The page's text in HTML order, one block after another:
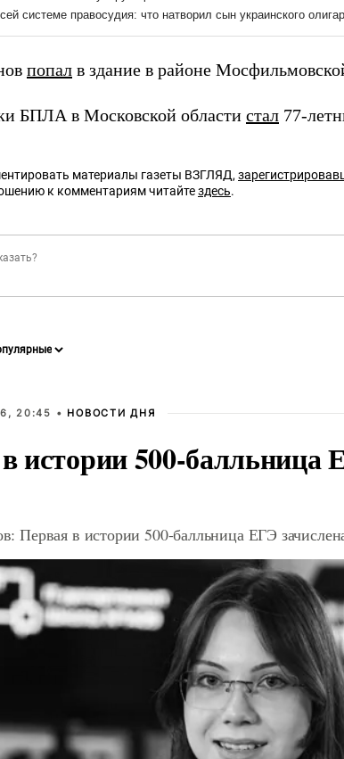
попал в здание в районе
БПЛА в Московской области стал 77-
материалы газеты ВЗГЛЯД,
к комментариям читайтездесь.
20:45 • НОВОСТИ ДНЯ
истории 500-балльница
Первая в истории 500-балльница ЕГЭ